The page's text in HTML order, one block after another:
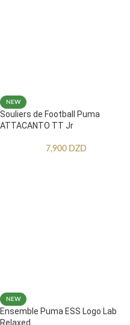
NEW
Souliers de Football Puma
ATTACANTO TT Jr
7,900 DZD
NEW
Ensemble Puma ESS Logo Lab
Relaxed